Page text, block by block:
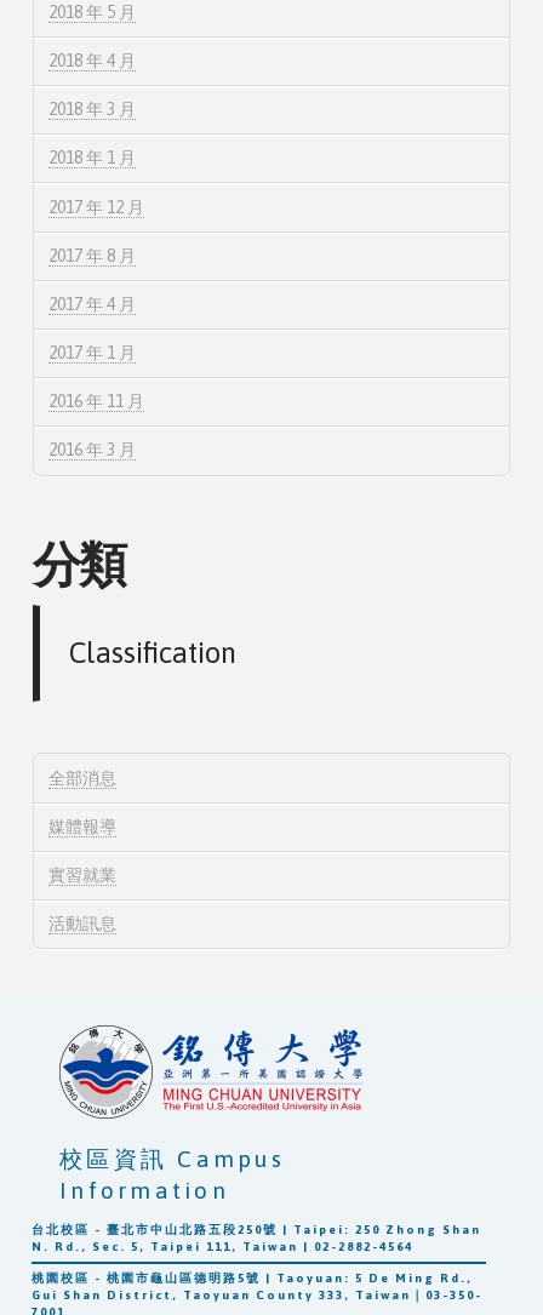
2018 年 5 月
2018 年 4 月
2018 年 3 月
2018 年 1 月
2017 年 12 月
2017 年 8 月
2017 年 4 月
2017 年 1 月
2016 年 11 月
2016 年 3 月
分類
Classification
全部消息
媒體報導
實習就業
活動訊息
台北校區 - 臺北市中山北路五段250號 | Taipei: 250 Zhong Shan
N. Rd., Sec. 5, Taipei 111, Taiwan | 02-2882-4564
桃園校區 - 桃園市龜山區德明路5號 | Taoyuan: 5 De Ming Rd.,
Gui Shan District, Taoyuan County 333, Taiwan｜03-350-
7001
校區資訊 Campus
Information